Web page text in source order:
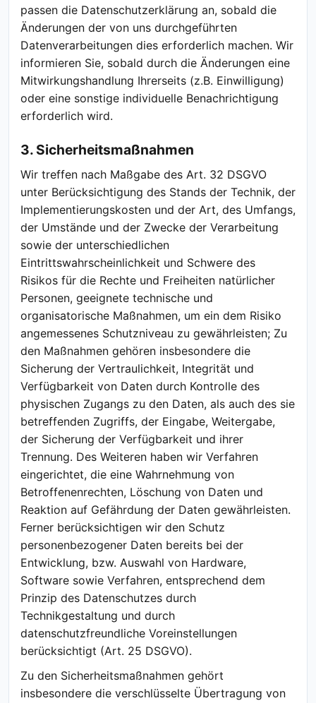
passen die Datenschutzerklärung an, sobald die
Änderungen der von uns durchgeführten
Datenverarbeitungen dies erforderlich machen. Wir
informieren Sie, sobald durch die Änderungen eine
Mitwirkungshandlung Ihrerseits (z.B. Einwilligung)
oder eine sonstige individuelle Benachrichtigung
erforderlich wird.
3. Sicherheitsmaßnahmen
Wir treffen nach Maßgabe des Art. 32 DSGVO
unter Berücksichtigung des Stands der Technik, der
Implementierungskosten und der Art, des Umfangs,
der Umstände und der Zwecke der Verarbeitung
sowie der unterschiedlichen
Eintrittswahrscheinlichkeit und Schwere des
Risikos für die Rechte und Freiheiten natürlicher
Personen, geeignete technische und
organisatorische Maßnahmen, um ein dem Risiko
angemessenes Schutzniveau zu gewährleisten; Zu
den Maßnahmen gehören insbesondere die
Sicherung der Vertraulichkeit, Integrität und
Verfügbarkeit von Daten durch Kontrolle des
physischen Zugangs zu den Daten, als auch des sie
betreffenden Zugriffs, der Eingabe, Weitergabe,
der Sicherung der Verfügbarkeit und ihrer
Trennung. Des Weiteren haben wir Verfahren
eingerichtet, die eine Wahrnehmung von
Betroffenenrechten, Löschung von Daten und
Reaktion auf Gefährdung der Daten gewährleisten.
Ferner berücksichtigen wir den Schutz
personenbezogener Daten bereits bei der
Entwicklung, bzw. Auswahl von Hardware,
Software sowie Verfahren, entsprechend dem
Prinzip des Datenschutzes durch
Technikgestaltung und durch
datenschutzfreundliche Voreinstellungen
berücksichtigt (Art. 25 DSGVO).
Zu den Sicherheitsmaßnahmen gehört
insbesondere die verschlüsselte Übertragung von